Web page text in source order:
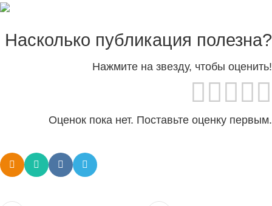
Насколько публикация полезна?
Нажмите на звезду, чтобы оценить!
Оценок пока нет. Поставьте оценку первым.